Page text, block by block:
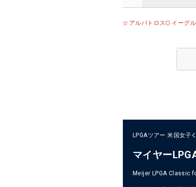
アルバトロス イーグル
LPGAツアー 米国女子
マイヤー
Meijer LPGA Classic